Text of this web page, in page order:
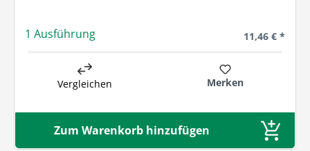
1 Ausführung Regulärer
11,46 € *
Vergleichen Merken
Zum Warenkorb hinzufügen